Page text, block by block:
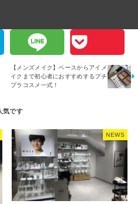
【メンズメイク】ベースからアイメ
イクまで初心者におすすめするプチ
プラコスメ一式！
NEWS